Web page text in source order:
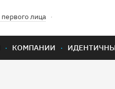
лица
КОМПАНИИ